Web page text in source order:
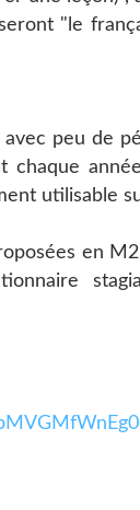
"le
peu de
chaque
utilisable
en